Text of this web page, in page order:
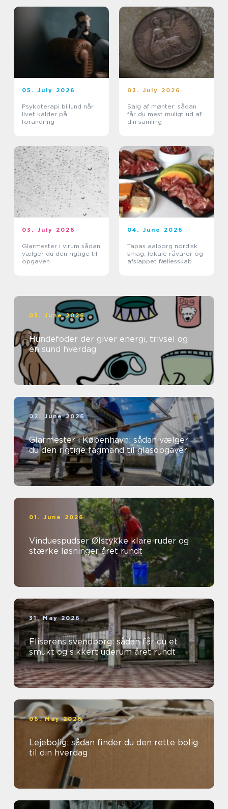
05. July 2026
Psykoterapi billund når
livet kalder på
forandring
03. July 2026
Salg af mønter: sådan
får du mest muligt ud af
din samling
03. July 2026
Glarmester i virum sådan
vælger du den rigtige til
opgaven
04. June 2026
Tapas aalborg nordisk
smag, lokale råvarer og
afslappet fællesskab
03. June 2026
Hundefoder der giver energi, trivsel og
en sund hverdag
02. June 2026
Glarmester i København: sådan vælger
du den rigtige fagmand til glasopgaver
01. June 2026
Vinduespudser Ølstykke klare ruder og
stærke løsninger året rundt
31. May 2026
Fliserens svendborg: sådan får du et
smukt og sikkert uderum året rundt
06. May 2026
Lejebolig: sådan finder du den rette bolig
til din hverdag